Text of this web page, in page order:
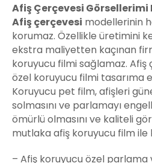
Afiş Çerçevesi Görsellerimi
Afiş çerçevesi modellerinin
korumaz. Özellikle üretimini
ekstra maliyetten kaçınan
koruyucu filmi sağlamaz.
özel koruyucu filmi tasarıma
Koruyucu pet film, afişleri
solmasını ve parlamayı
ömürlü olmasını ve kaliteli
mutlaka afiş koruyucu film ile
– Afiş koruyucu özel